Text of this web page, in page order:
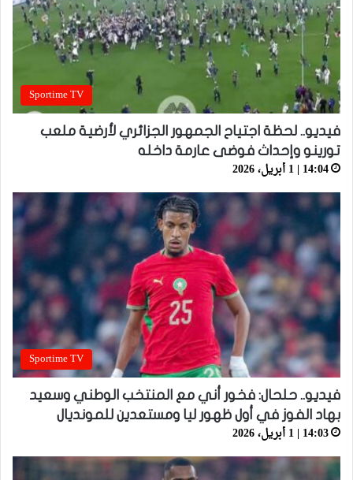
Sportime TV
فيديو.. لحظة اجتياح الجمهور الجزائري لأرضية ملعب
تورينو وإحداث فوضى عارمة داخله
14:04 | 1 أبريل، 2026
Sportime TV
فيديو.. حلحال: فخور أني مع المنتخب الوطني وسعيد
بهاد الفوز في أول ظهور ليا ومستعدين للمونديال
14:03 | 1 أبريل، 2026